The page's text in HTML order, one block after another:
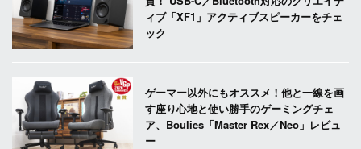
ィブ「XF1」アクティブスピーカーをチェ
ック
ゲーマー以外にもオススメ！他と一線を画
す座り心地と使い勝手のゲーミングチェ
ア、Boulies「Master Rex／Neo」レビュ
ー